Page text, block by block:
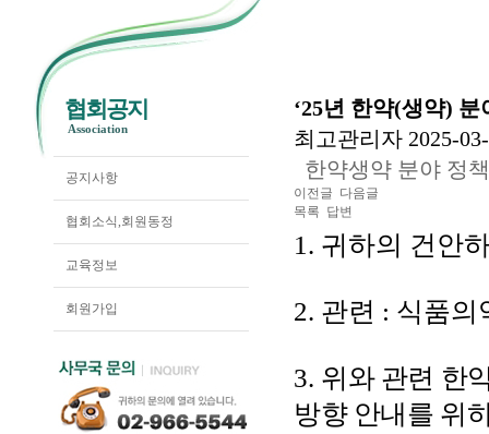
협회공지
Association
공지사항
협회소식,회원동정
교육정보
회원가입
‘25년 한약(생약)
최고관리자 2025-
한약생약 분야 정
이전글 다음글
목록 답변
1. 귀하의 건안
2. 관련 : 식품의
3. 위와 관련 한
방향 안내를 위